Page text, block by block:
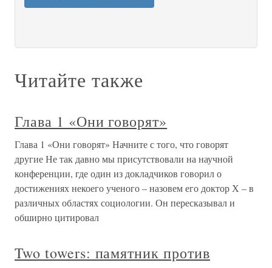
Читайте также
Глава 1 «Они говорят»
Глава 1 «Они говорят» Начните с того, что говорят
другие Не так давно мы присутствовали на научной
конференции, где один из докладчиков говорил о
достижениях некоего ученого – назовем его доктор Х – в
различных областях социологии. Он пересказывал и
обширно цитировал
Two towers: памятник против